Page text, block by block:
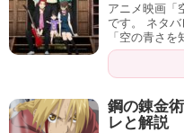
アニメ映画「
です。 ネタバ
「空の青さ
鋼の錬金
レと解説